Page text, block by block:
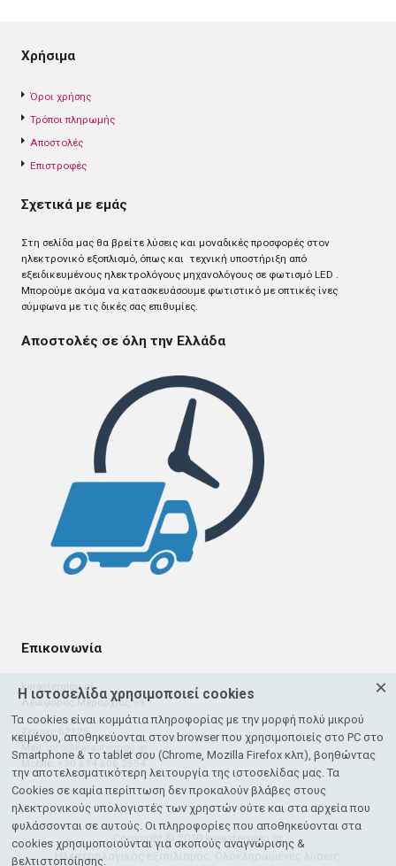
Η ιστοσελίδα χρησιμοποιεί cookies
Τα cookies είναι κομμάτια πληροφορίας με την μορφή πολύ μικρού
κειμένου, αποθηκεύονται στον browser που χρησιμοποιείς στο PC στο
Smartphone & το tablet σου (Chrome, Mozilla Firefox κλπ), βοηθώντας
την αποτελεσματικότερη λειτουργία της ιστοσελίδας μας. Τα
Cookies σε καμία περίπτωση δεν προκαλούν βλάβες στους
ηλεκτρονικούς υπολογιστές των χρηστών ούτε και στα αρχεία που
φυλάσσονται σε αυτούς. Οι πληροφορίες που αποθηκεύονται στα
cookies χρησιμοποιούνται για σκοπούς αναγνώρισης &
βελτιστοποίησης.
×
Χρήσιμα
Όροι χρήσης
Τρόποι πληρωμής
Αποστολές
Επιστροφές
Σχετικά με εμάς
Στη σελίδα μας θα βρείτε λύσεις και μοναδικές προσφορές στον
ηλεκτρονικό εξοπλισμό, όπως και τεχνική υποστήριξη από
εξειδικευμένους ηλεκτρολόγους μηχανολόγους σε φωτισμό LED .
Mπορούμε ακόμα να κατασκευάσουμε φωτιστικό με οπτικές ίνες
σύμφωνα με τις δικές σας επιθυμίες.
Αποστολές σε όλη την Ελλάδα
Επικοινωνία
karastergiou.gr
Λεωφόρος Μεραρχίας 99
Σέρρες 62125
Mail:
info@karastergiou.gr
Mobile: +30 694 606 2554
Copyright © 2019 karastergiou.gr
Ηλεκτρολογικός εξοπλισμός. Ολοκληρωμένες λύσεις.